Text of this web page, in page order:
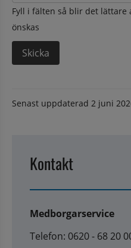
Fyll i fälten så blir det
önskas
Senast uppdaterad 2 juni
Kontakt
Medborgarservice
Telefon: 0620 - 68 20